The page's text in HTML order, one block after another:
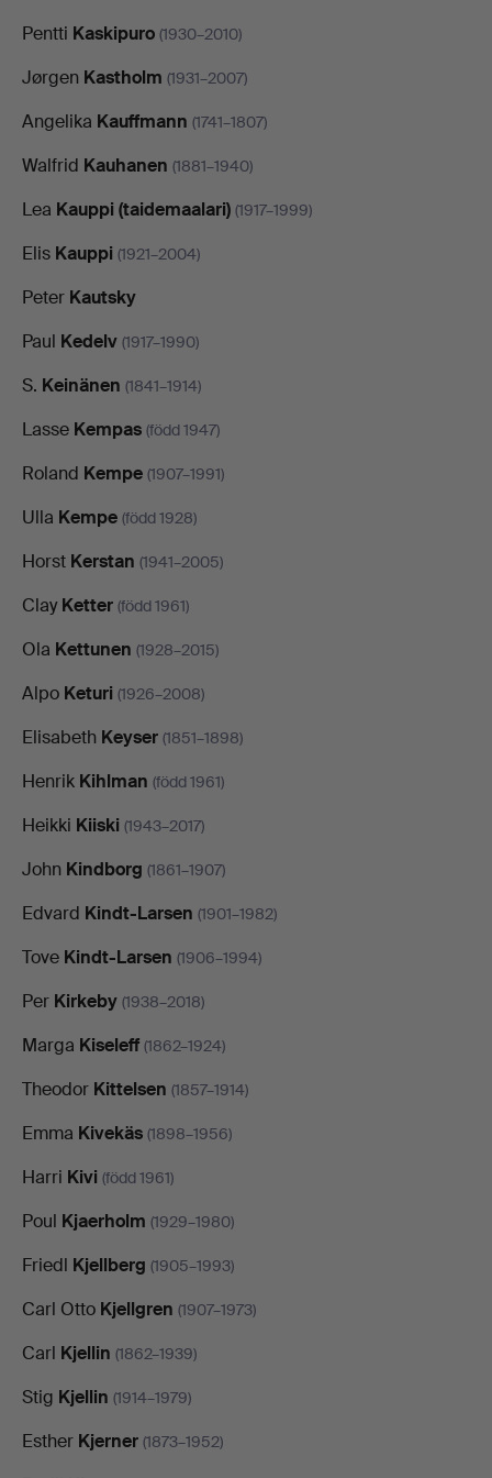
Pentti Kaskipuro (1930–2010)
Jørgen Kastholm (1931–2007)
Angelika Kauffmann (1741–1807)
Walfrid Kauhanen (1881–1940)
Lea Kauppi (taidemaalari) (1917–1999)
Elis Kauppi (1921–2004)
Peter Kautsky
Paul Kedelv (1917–1990)
S. Keinänen (1841–1914)
Lasse Kempas (född 1947)
Roland Kempe (1907–1991)
Ulla Kempe (född 1928)
Horst Kerstan (1941–2005)
ClayKetter (född 1961)
Ola Kettunen (1928–2015)
Alpo Keturi (1926–2008)
Elisabeth Keyser (1851–1898)
Henrik Kihlman (född 1961)
Heikki Kiiski (1943–2017)
John Kindborg (1861–1907)
Edvard Kindt-Larsen (1901–1982)
Tove Kindt-Larsen (1906–1994)
Per Kirkeby (1938–2018)
Marga Kiseleff (1862–1924)
Theodor Kittelsen (1857–1914)
Emma Kivekäs (1898–1956)
Harri Kivi (född 1961)
Poul Kjaerholm (1929–1980)
Friedl Kjellberg (1905–1993)
Carl Otto Kjellgren (1907–1973)
Carl Kjellin (1862–1939)
Stig Kjellin (1914–1979)
Esther Kjerner (1873–1952)